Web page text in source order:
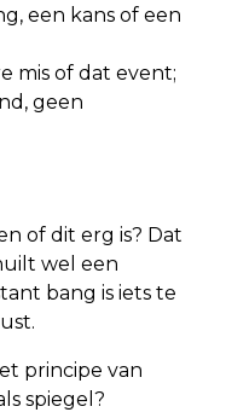
een kans of een
mis of dat event;
geen
of dit erg is? Dat
wel een
bang is iets te
principe van
spiegel?